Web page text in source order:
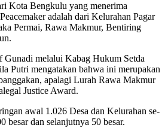
Kota Bengkulu yang menerima
adalah dari Kelurahan Pagar
Permai, Rawa Makmur, Bentiring
melalui Kabag Hukum Setda
Putri mengatakan bahwa ini merupakan
apalagi Lurah Rawa Makmur
Justice Award.
awal 1.026 Desa dan Kelurahan se-
besar dan selanjutnya 50 besar.